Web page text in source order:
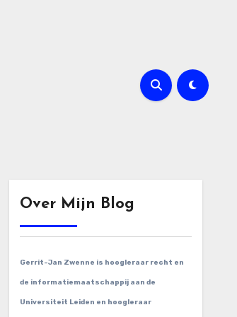
Over Mijn Blog
Gerrit-Jan Zwenne is hoogleraar recht en
de informatiemaatschappij aan de
Universiteit Leiden en hoogleraar